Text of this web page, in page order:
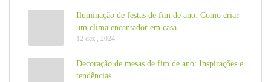
Iluminação de festas de fim de ano: Como criar
um clima encantador em casa
12 dez , 2024
Decoração de mesas de fim de ano: Inspirações e
tendências